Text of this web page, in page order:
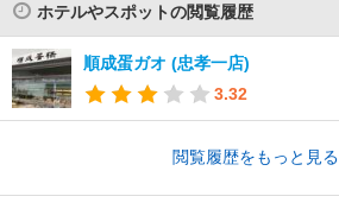
ホテルやスポットの閲覧履歴
順成蛋ガオ (忠孝一店)
3.32
閲覧履歴をもっと見る